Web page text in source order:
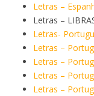
Letras –
Letras –
Letras-
Letras –
Letras –
Letras –
Letras –